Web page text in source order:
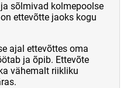
sõlmivad kolmepoolse
ettevõtte jaoks kogu
ajal ettevõttes oma
ja õpib. Ettevõte
vähemalt riikliku